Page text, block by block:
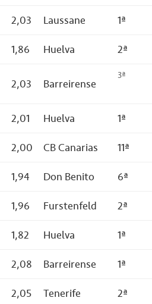
2,03 Laussane
1ª
1,86 Huelva 2ª
2,03 Barreirense
3ª
2,01 Huelva
1ª
2,00 CB Canarias
11ª
1,94 Don Benito
6ª
1,96 Furstenfeld
2ª
1,82 Huelva
1ª
2,08 Barreirense
1ª
2,05 Tenerife
2ª